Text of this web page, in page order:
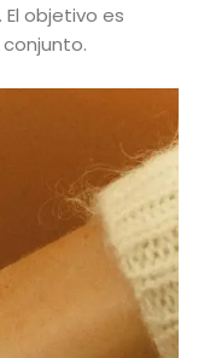
objetivo es